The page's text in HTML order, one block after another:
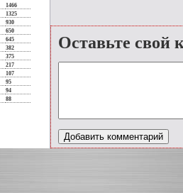
1466
1325
930
650
645
382
375
217
107
95
94
88
Оставьте свой